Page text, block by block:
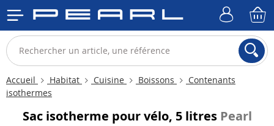
Accueil Habitat Cuisine Boissons
Contenants
isothermes
Sac isotherme pour vélo, 5 litres Pearl